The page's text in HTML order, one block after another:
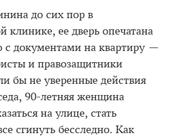
до сих пор в
клинике, ее дверь опечатана
с документами на квартиру —
и правозащитники
бы не уверенные действия
90-летняя женщина
на улице, стать
сгинуть бесследно. Как